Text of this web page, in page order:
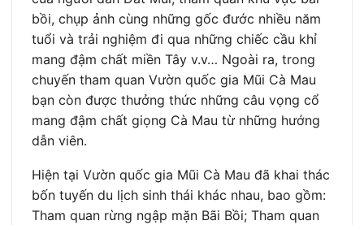
bồi, chụp ảnh cùng những gốc đước nhiều năm
tuổi và trải nghiệm đi qua những chiếc cầu khỉ
mang đậm chất miền Tây v.v… Ngoài ra, trong
chuyến tham quan Vườn quốc gia Mũi Cà Mau
bạn còn được thưởng thức những câu vọng cổ
mang đậm chất giọng Cà Mau từ những hướng
dẫn viên.
Hiện tại Vườn quốc gia Mũi Cà Mau đã khai thác
bốn tuyến du lịch sinh thái khác nhau, bao gồm:
Tham quan rừng ngập mặn Bãi Bồi; Tham quan